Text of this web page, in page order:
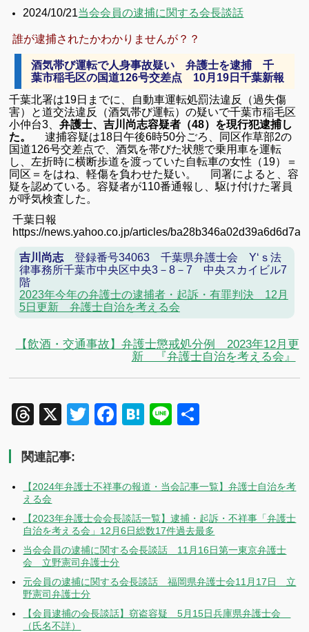
2024/10/21当会会員の逮捕に関する会長談話
誰が逮捕されたかわかりませんが？？
酒気帯び運転で人身事故疑い 弁護士を逮捕 千
葉市稲毛区の国道126号交差点 10月19日千葉新報
千葉北署は19日までに、自動車運転処罰法違反（過失傷
害）と道交法違反（酒気帯び運転）の疑いで千葉市稲毛区
小仲台3、弁護士、吉川尚志容疑者（48）を現行犯逮捕し
た。
逮捕容疑は18日午後6時50分ごろ、同区作草部2の
国道126号交差点で、酒気を帯びた状態で乗用車を運転
し、左折時に横断歩道を渡っていた自転車の女性（19）＝
同区＝をはね、軽傷を負わせた疑い。 同署によると、容
疑を認めている。容疑者が110番通報し、駆け付けた署員
が呼気検査した。
千葉日報
https://news.yahoo.co.jp/articles/
吉川尚志登録番号34063 千葉県弁護士会 Y‘ｓ法
律事務所千葉市中央区中央3－8－7 中央スカイビル7
階
2023年今年の弁護士の逮捕者・起訴・有罪判決 12月
5日更新 弁護士自治を考える会
【飲酒・交通事故】弁護士懲戒処分例 2023年12月更
新 『弁護士自治を考える会』
Threads
X Twitter
Facebook
Hatena
Line
関連記事:
【2024年弁護士不祥事の報道・当会記事一覧】弁護士自治を考
える会
【2023年弁護士会会長談話一覧】逮捕・起訴・不祥事「弁護士
自治を考える会」12月6日総数17件過去最多
当会会員の逮捕に関する会長談話 11月16日第一東京弁護士
会 立野憲司弁護士分
元会員の逮捕に関する会長談話 福岡県弁護士会11月17日 立
野憲司弁護士分
【会員逮捕の会長談話】窃盗容疑 5月15日兵庫県弁護士会
（氏名不詳）